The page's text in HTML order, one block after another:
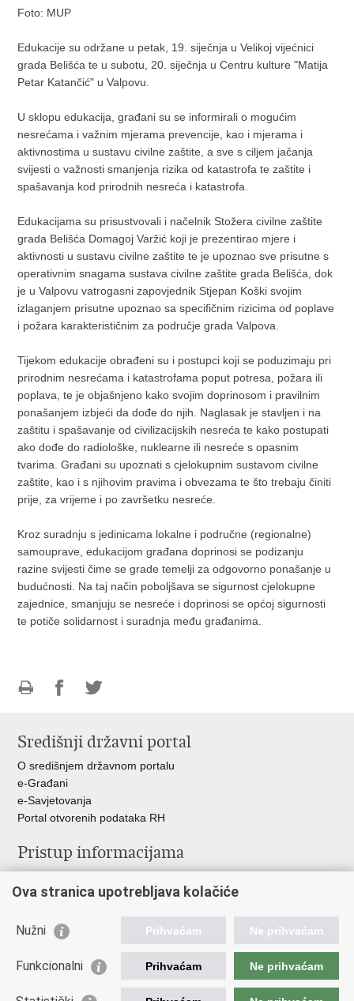
Foto: MUP
Edukacije su održane u petak, 19. siječnja u Velikoj vijećnici
grada Belišća te u subotu, 20. siječnja u Centru kulture "Matija
Petar Katančić" u Valpovu.
U sklopu edukacija, građani su se informirali o mogućim
nesrećama i važnim mjerama prevencije, kao i mjerama i
aktivnostima u sustavu civilne zaštite, a sve s ciljem jačanja
svijesti o važnosti smanjenja rizika od katastrofa te zaštite i
spašavanja kod prirodnih nesreća i katastrofa.
Edukacijama su prisustvovali i načelnik Stožera civilne zaštite
grada Belišća Domagoj Varžić koji je prezentirao mjere i
aktivnosti u sustavu civilne zaštite te je upoznao sve prisutne s
operativnim snagama sustava civilne zaštite grada Belišća, dok
je u Valpovu vatrogasni zapovjednik Stjepan Koški svojim
izlaganjem prisutne upoznao sa specifičnim rizicima od poplave
i požara karakterističnim za područje grada Valpova.
Tijekom edukacije obrađeni su i postupci koji se poduzimaju pri
prirodnim nesrećama i katastrofama poput potresa, požara ili
poplava, te je objašnjeno kako svojim doprinosom i pravilnim
ponašanjem izbjeći da dođe do njih. Naglasak je stavljen i na
zaštitu i spašavanje od civilizacijskih nesreća te kako postupati
ako dođe do radiološke, nuklearne ili nesreće s opasnim
tvarima. Građani su upoznati s cjelokupnim sustavom civilne
zaštite, kao i s njihovim pravima i obvezama te što trebaju činiti
prije, za vrijeme i po završetku nesreće.
Kroz suradnju s jedinicama lokalne i područne (regionalne)
samouprave, edukacijom građana doprinosi se podizanju
razine svijesti čime se grade temelji za odgovorno ponašanje u
budućnosti. Na taj način poboljšava se sigurnost cjelokupne
zajednice, smanjuju se nesreće i doprinosi se općoj sigurnosti
te potiče solidarnost i suradnja među građanima.
FacebookuTwitteru
Središnji državni portal
O središnjem državnom portalu
e-Građani
e-Savjetovanja
Portal otvorenih podataka RH
Pristup informacijama
Savjetovanje
Zapošljavanje
Odnosi s javnošću
Ova stranica upotrebljava kolačiće
Nužni Prihvaćam Ne prihvaćam
Funkcionalni Prihvaćam Ne prihvaćam